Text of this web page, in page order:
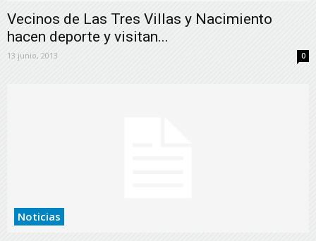
Vecinos de Las Tres Villas y Nacimiento
hacen deporte y visitan...
13 junio, 2013 0
Noticias